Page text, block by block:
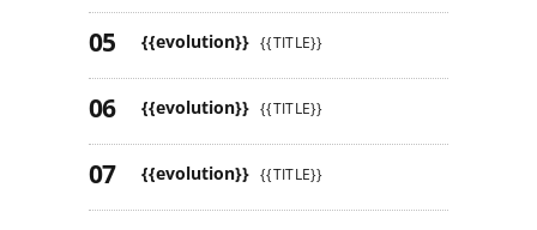
{{evolution}} {{TITLE}}
{{evolution}} {{TITLE}}
{{evolution}} {{TITLE}}